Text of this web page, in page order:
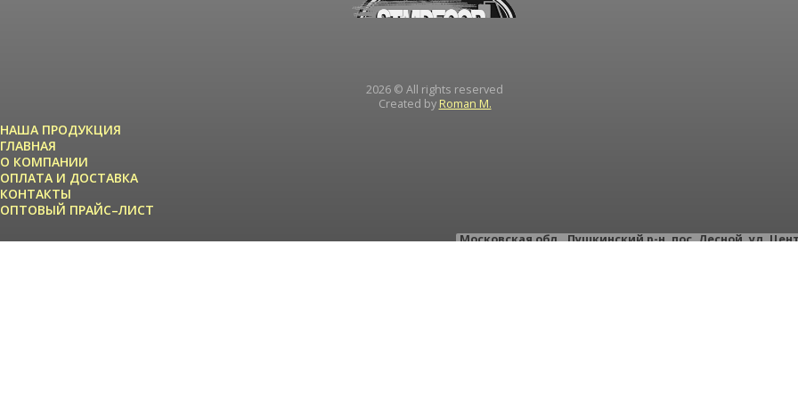
2026 © All rights reserved
Created by Roman M.
НАША ПРОДУКЦИЯ
ГЛАВНАЯ
О КОМПАНИИ
ОПЛАТА И ДОСТАВКА
КОНТАКТЫ
ОПТОВЫЙ ПРАЙС–ЛИСТ
Московская обл.,Пушкинский р-н,пос. Лесной,ул.